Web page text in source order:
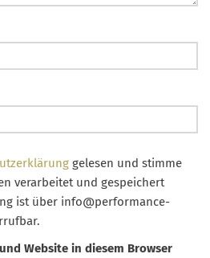
gelesen und stimme
verarbeitet und gespeichert
ist über info@performance-
Website in diesem Browser